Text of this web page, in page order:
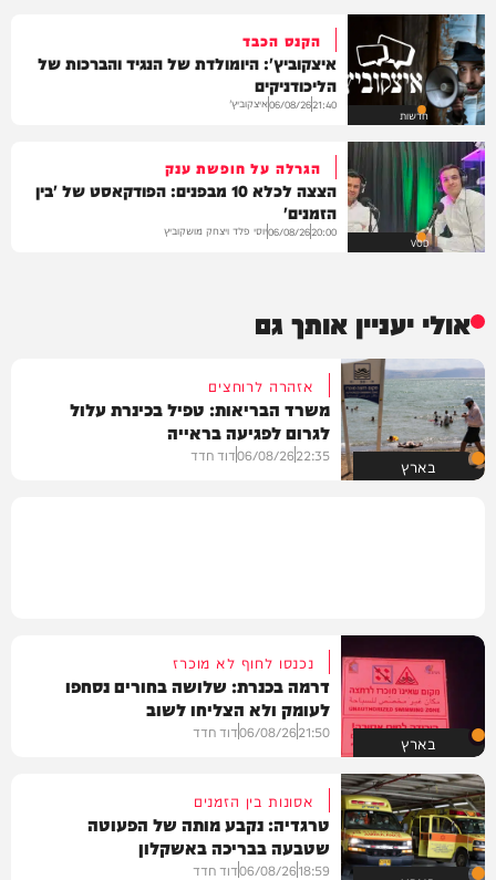
חדשות
הקנס הכבד
איצקוביץ': היומולדת של הנגיד והברכות של
הליכודניקים
21:40
06/08/26איצקוביץ'
VOD
הגרלה על חופשת ענק
הצצה לכלא 10 מבפנים: הפודקאסט של 'בין
הזמנים'
20:00
06/08/26יוסי פלד ויצחק מושקוביץ
אולי יעניין אותך גם
בארץ
אזהרה לרוחצים
משרד הבריאות: טפיל בכינרת עלול
לגרום לפגיעה בראייה
22:35
06/08/26דוד חדד
בארץ
נכנסו לחוף לא מוכרז
דרמה בכנרת: שלושה בחורים נסחפו
לעומק ולא הצליחו לשוב
21:50
06/08/26דוד חדד
אסונות בין הזמנים
טרגדיה: נקבע מותה של הפעוטה
שטבעה בבריכה באשקלון
18:59
06/08/26דוד חדד